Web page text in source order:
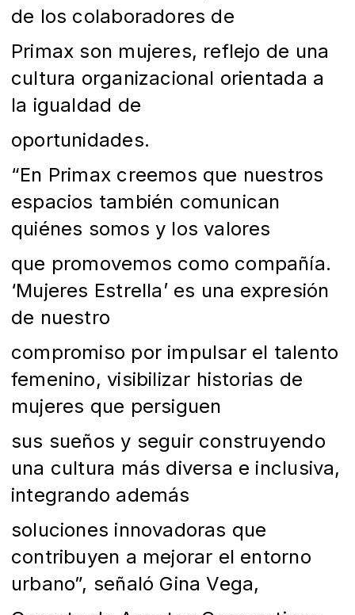
de los colaboradores de
Primax son mujeres, reflejo de una
cultura organizacional orientada a
la igualdad de
oportunidades.
“En Primax creemos que nuestros
espacios también comunican
quiénes somos y los valores
que promovemos como compañía.
‘Mujeres Estrella’ es una expresión
de nuestro
compromiso por impulsar el talento
femenino, visibilizar historias de
mujeres que persiguen
sus sueños y seguir construyendo
una cultura más diversa e inclusiva,
integrando además
soluciones innovadoras que
contribuyen a mejorar el entorno
urbano”, señaló Gina Vega,